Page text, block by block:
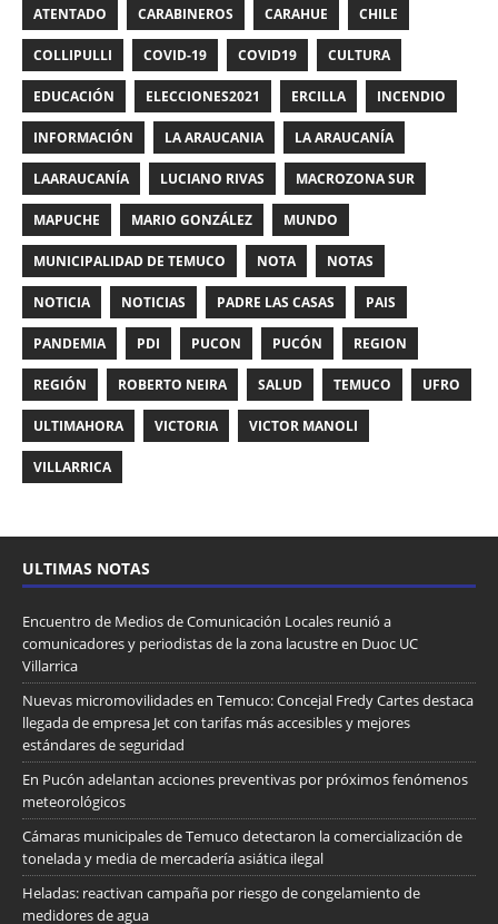
ATENTADO CARABINEROS CARAHUE CHILE
COLLIPULLI COVID-19 COVID19 CULTURA
EDUCACIÓN ELECCIONES2021 ERCILLA INCENDIO
INFORMACIÓN LA ARAUCANIA LA ARAUCANÍA
LAARAUCANÍA LUCIANO RIVAS MACROZONA SUR
MAPUCHE MARIO GONZÁLEZ MUNDO
MUNICIPALIDAD DE TEMUCO NOTA NOTAS
NOTICIA NOTICIAS PADRE LAS CASAS PAIS
PANDEMIA PDI PUCON PUCÓN REGION
REGIÓN ROBERTO NEIRA SALUD TEMUCO UFRO
ULTIMAHORA VICTORIA VICTOR MANOLI
VILLARRICA
ULTIMAS NOTAS
Encuentro de Medios de Comunicación Locales reunió a
comunicadores y periodistas de la zona lacustre en Duoc UC
Villarrica
Nuevas micromovilidades en Temuco: Concejal Fredy Cartes destaca
llegada de empresa Jet con tarifas más accesibles y mejores
estándares de seguridad
En Pucón adelantan acciones preventivas por próximos fenómenos
meteorológicos
Cámaras municipales de Temuco detectaron la comercialización de
tonelada y media de mercadería asiática ilegal
Heladas: reactivan campaña por riesgo de congelamiento de
medidores de agua